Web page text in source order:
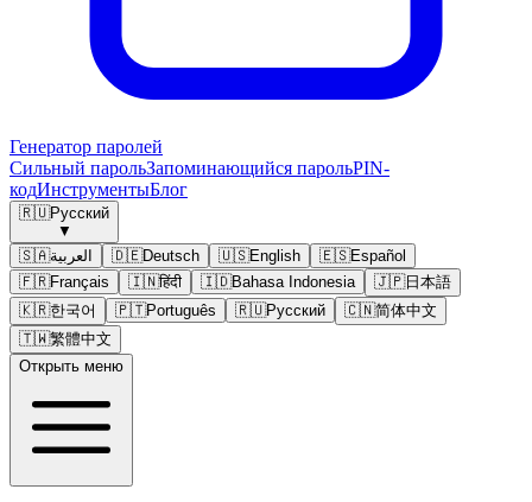
Генератор паролей
Сильный парольЗапоминающийся парольPIN-
кодИнструментыБлог
🇷🇺Русский
▼
🇸🇦العربية 🇩🇪Deutsch 🇺🇸English 🇪🇸Español
🇫🇷Français 🇮🇳हिंदी 🇮🇩Bahasa Indonesia 🇯🇵日本語
🇰🇷한국어 🇵🇹Português 🇷🇺Русский 🇨🇳简体中文
🇹🇼繁體中文
Открыть меню